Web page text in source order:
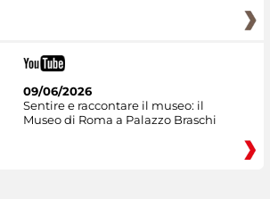
09/06/2026
Sentire e raccontare il museo: il
Museo di Roma a Palazzo Braschi